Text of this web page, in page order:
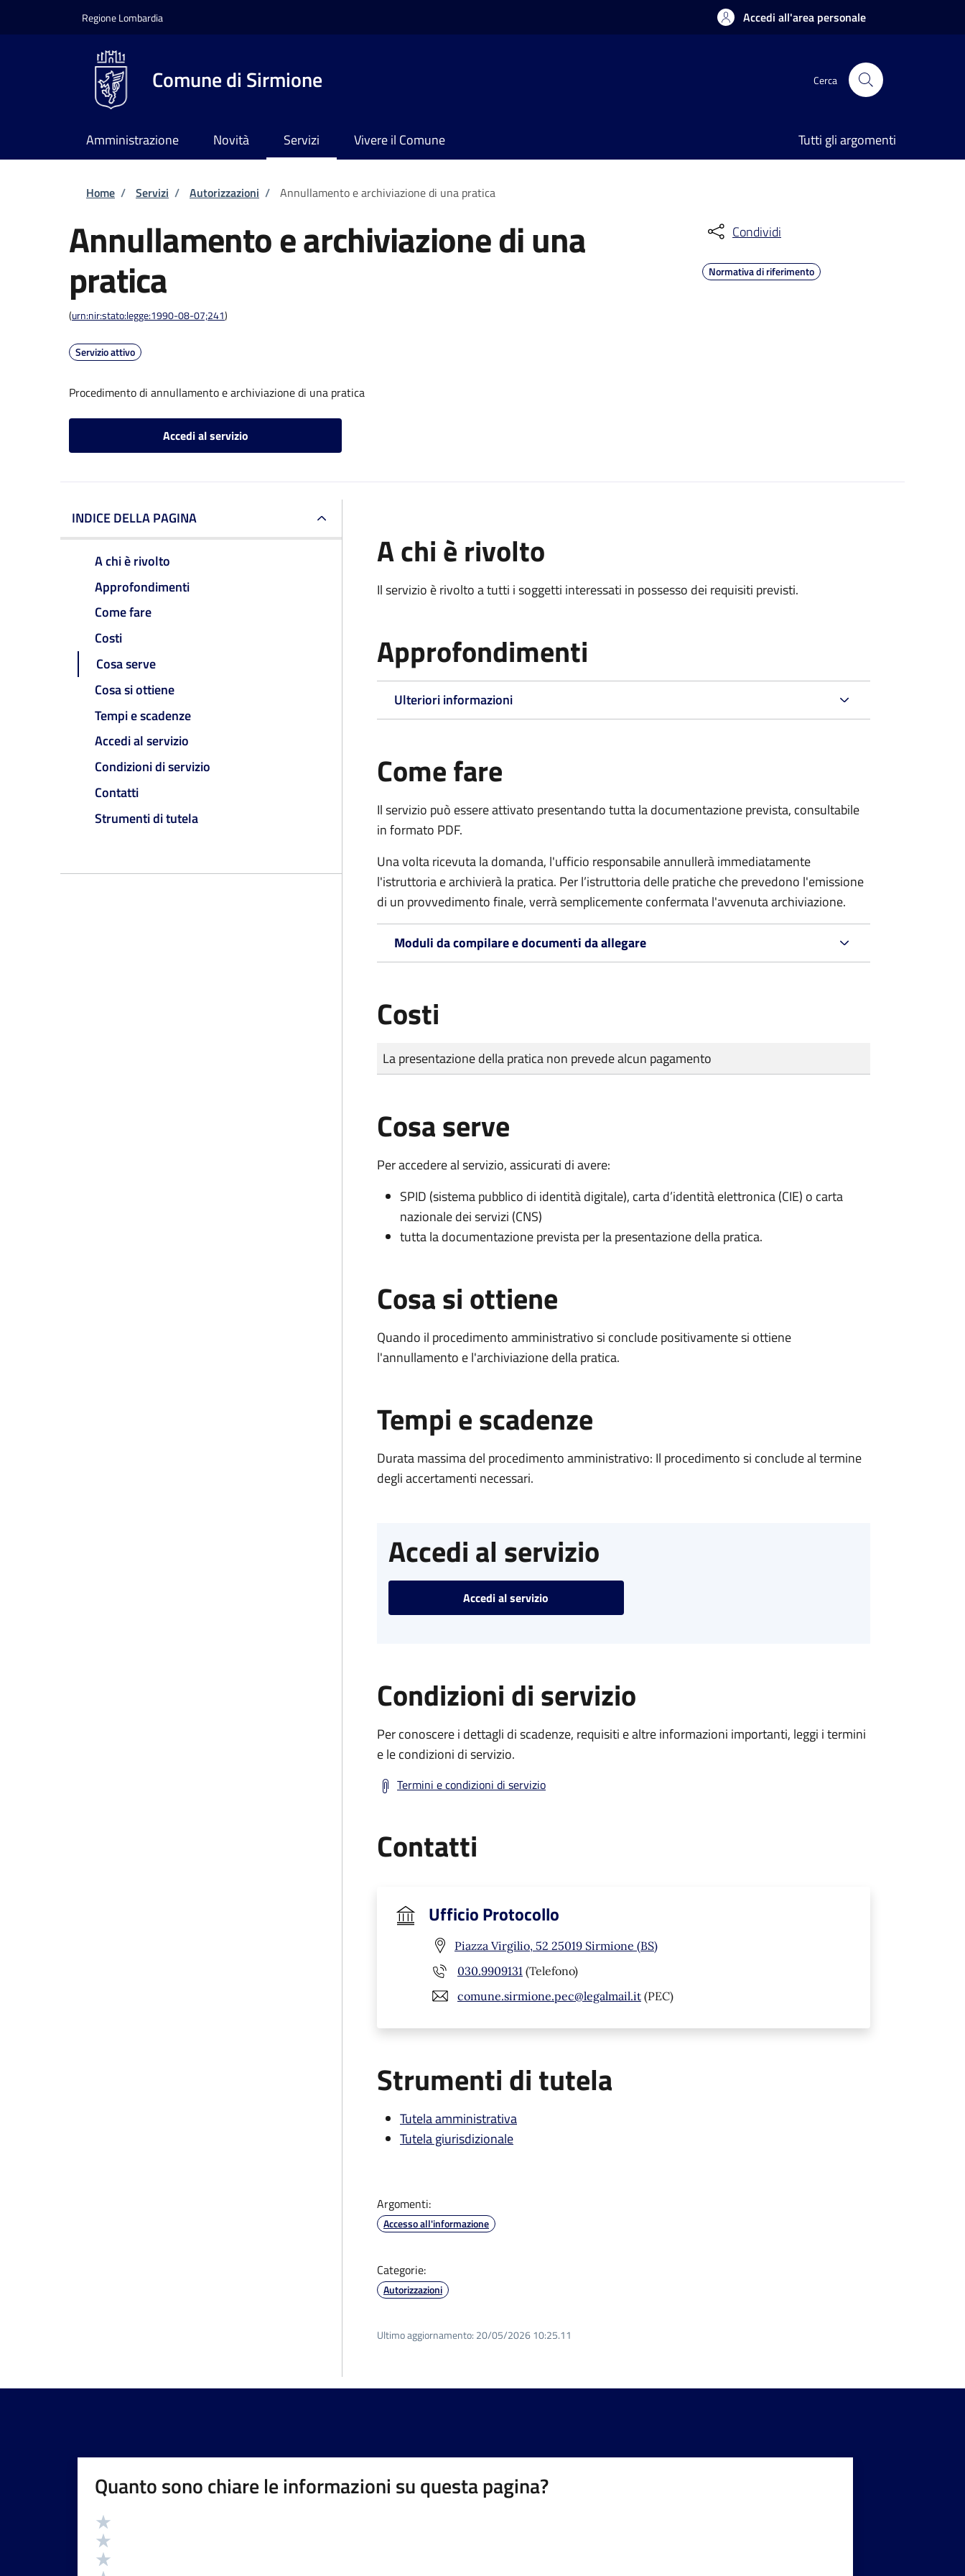
Regione Lombardia Accedi all'area personale
Comune di Sirmione Cerca
Amministrazione Novità Servizi Vivere il Comune Tutti gli argomenti
Briciole di pane
Home / Servizi / Autorizzazioni / Annullamento e archiviazione di una pratica
Annullamento e archiviazione di una
pratica
(urn:nir:stato:legge:1990-08-07;241)
Servizio attivo
Procedimento di annullamento e archiviazione di una pratica
Accedi al servizio
Condividi
Normativa di riferimento
INDICE DELLA PAGINA
A chi è rivolto
Approfondimenti
Come fare
Costi
Cosa serve
Cosa si ottiene
Tempi e scadenze
Accedi al servizio
Condizioni di servizio
Contatti
Strumenti di tutela
A chi è rivolto
Il servizio è rivolto a tutti i soggetti interessati in possesso dei requisiti previsti.
Approfondimenti
Ulteriori informazioni
Come fare
Il servizio può essere attivato presentando tutta la documentazione prevista, consultabile
in formato PDF.
Una volta ricevuta la domanda, l'ufficio responsabile annullerà immediatamente
l'istruttoria e archivierà la pratica. Per l’istruttoria delle pratiche che prevedono l'emissione
di un provvedimento finale, verrà semplicemente confermata l'avvenuta archiviazione.
Moduli da compilare e documenti da allegare
Costi
Tipo di pagamento
Importo
La presentazione della pratica non prevede alcun pagamento
Cosa serve
Per accedere al servizio, assicurati di avere:
SPID (sistema pubblico di identità digitale), carta d’identità elettronica (CIE) o carta
nazionale dei servizi (CNS)
tutta la documentazione prevista per la presentazione della pratica.
Cosa si ottiene
Quando il procedimento amministrativo si conclude positivamente si ottiene
l'annullamento e l'archiviazione della pratica.
Tempi e scadenze
Durata massima del procedimento amministrativo: Il procedimento si conclude al termine
degli accertamenti necessari.
Accedi al servizio
Accedi al servizio
Condizioni di servizio
Per conoscere i dettagli di scadenze, requisiti e altre informazioni importanti, leggi i termini
e le condizioni di servizio.
Termini e condizioni di servizio
Contatti
Ufficio Protocollo
Piazza Virgilio, 52 25019 Sirmione (BS)
030.9909131 (Telefono)
comune.sirmione.pec@legalmail.it (PEC)
Strumenti di tutela
Tutela amministrativa
Tutela giurisdizionale
Argomenti:
Accesso all'informazione
Categorie:
Autorizzazioni
Ultimo aggiornamento: 20/05/2026 10:25.11
Quanto sono chiare le informazioni su questa pagina?
Valutazione